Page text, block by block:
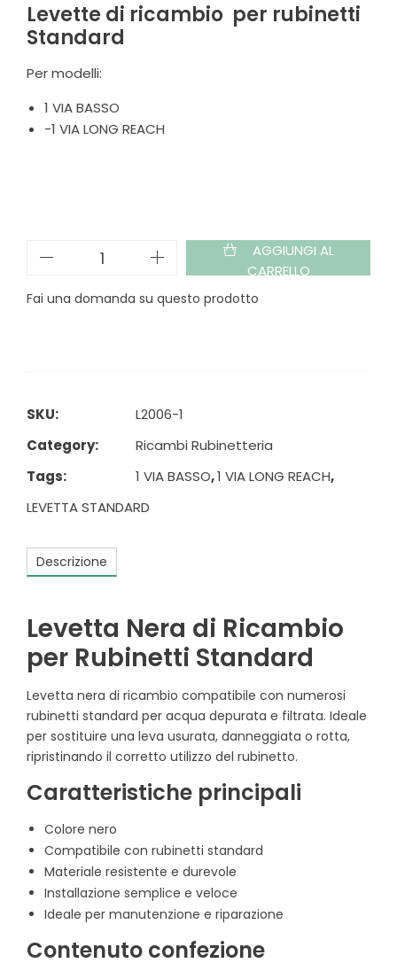
Levette di ricambio per rubinetti
Standard
Per modelli:
1 VIA BASSO
-1 VIA LONG REACH
AGGIUNGI AL
CARRELLO
Fai una domanda su questo prodotto
SKU:
L2006-1
Category:
Ricambi Rubinetteria
Tags:
1 VIA BASSO,1 VIA LONG REACH,
LEVETTA STANDARD
Descrizione
Levetta Nera di Ricambio
per Rubinetti Standard
Levetta nera di ricambio compatibile con numerosi
rubinetti standard per acqua depurata e filtrata. Ideale
per sostituire una leva usurata, danneggiata o rotta,
ripristinando il corretto utilizzo del rubinetto.
Caratteristiche principali
Colore nero
Compatibile con rubinetti standard
Materiale resistente e durevole
Installazione semplice e veloce
Ideale per manutenzione e riparazione
Contenuto confezione